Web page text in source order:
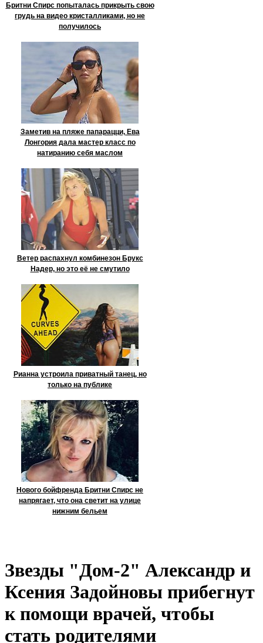
Бритни Спирс попыталась прикрыть свою
грудь на видео кристалликами, но не
получилось
Заметив на пляже папарацци, Ева
Лонгория дала мастер класс по
натиранию себя маслом
Ветер распахнул комбинезон Брукс
Надер, но это её не смутило
Рианна устроила приватный танец, но
только на публике
Нового бойфренда Бритни Спирс не
напрягает, что она светит на улице
нижним бельем
Звезды "Дом-2" Александр и
Ксения Задойновы прибегнут
к помощи врачей, чтобы
стать родителями